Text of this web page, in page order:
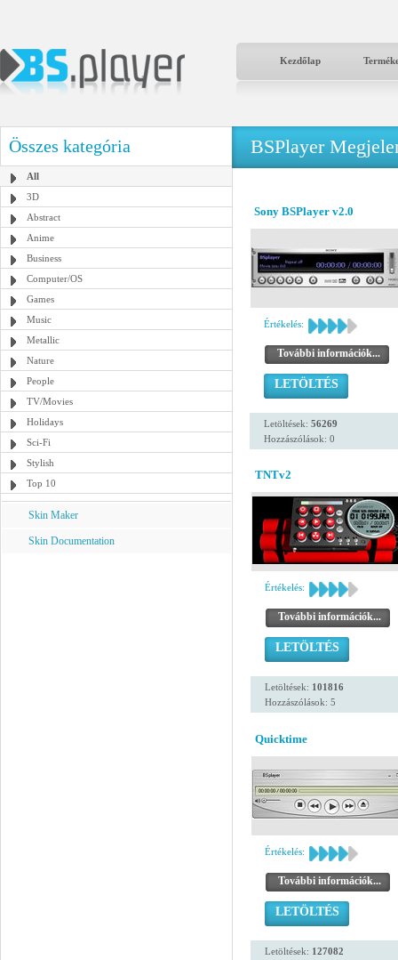
Kezdőlap
Összes kategória
All
3D
Abstract
Anime
Business
Computer/OS
Games
Music
Metallic
Nature
People
TV/Movies
Holidays
Sci-Fi
Stylish
Top 10
Skin Maker
Skin Documentation
BSPlayer
Sony BSPlayer v2.0
Értékelés:
További információk...
LETÖLTÉS
Letöltések: 56269
Hozzászólások: 0
TNTv2
Értékelés:
További információk...
LETÖLTÉS
Letöltések: 101816
Hozzászólások: 5
Quicktime
Értékelés:
További információk...
LETÖLTÉS
Letöltések: 127082